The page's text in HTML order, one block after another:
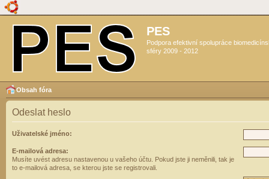
PES
Podpora efektivní spolupráce
sféry 2009 - 2012
Obsah fóra
Odeslat heslo
Uživatelské jméno:
E-mailová adresa:
Musíte uvést adresu nastavenou u vašeho účtu. Pokud jste ji neměnili, tak je
to e-mailová adresa, se kterou jste se registrovali.